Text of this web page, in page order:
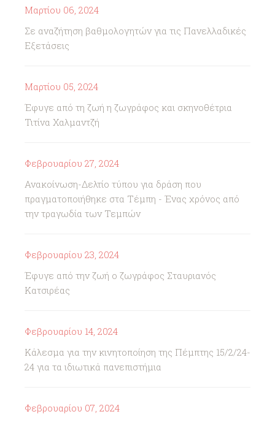
Μαρτίου 06, 2024
Σε αναζήτηση βαθμολογητών για τις Πανελλαδικές
Εξετάσεις
Μαρτίου 05, 2024
Έφυγε από τη ζωή η ζωγράφος και σκηνοθέτρια
Τιτίνα Χαλμαντζή
Φεβρουαρίου 27, 2024
Ανακοίνωση-Δελτίο τύπου για δράση που
πραγματοποιήθηκε στα Τέμπη - Ένας χρόνος από
την τραγωδία των Τεμπών
Φεβρουαρίου 23, 2024
Έφυγε από την ζωή ο ζωγράφος Σταυριανός
Κατσιρέας
Φεβρουαρίου 14, 2024
Κάλεσμα για την κινητοποίηση της Πέμπτης 15/2/24-
24 για τα ιδιωτικά πανεπιστήμια
Φεβρουαρίου 07, 2024